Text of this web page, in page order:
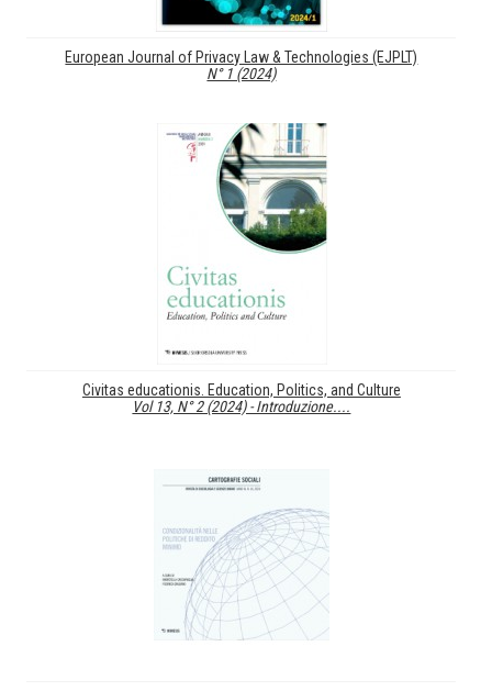
European Journal of Privacy Law & Technologies (EJPLT)
N° 1 (2024)
Civitas educationis. Education, Politics, and Culture
Vol 13, N° 2 (2024) - Introduzione....